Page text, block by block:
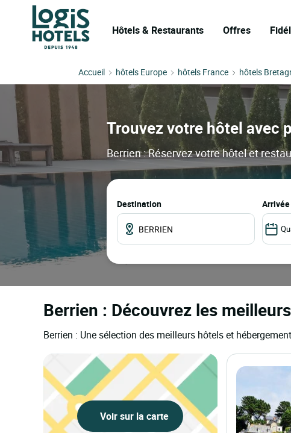
Hôtels & Restaurants Offres
Accueil hôtels Europe hôtels France hôtels
Trouvez votre hôtel avec
Berrien : Réservez votre hôtel et
Destination arrivée
Berrien : Découvrez les
Berrien : Une sélection des meilleurs hôtels et
Voir sur la carte